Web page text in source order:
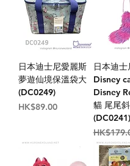
日本迪士尼愛麗斯
夢遊仙境保溫袋大
(DC0249)
價格
HK$89.00
日本迪士
Disney
Disney
貓 尾尾
(DC0241)
一般價格